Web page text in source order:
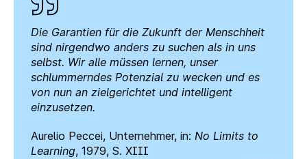
Die Garantien für die Zukunft der Menschheit
sind nirgendwo anders zu suchen als in uns
selbst. Wir alle müssen lernen, unser
schlummerndes Potenzial zu wecken und es
von nun an zielgerichtet und intelligent
einzusetzen.
Aurelio Peccei, Unternehmer, in: No Limits to
Learning, 1979, S. XIII